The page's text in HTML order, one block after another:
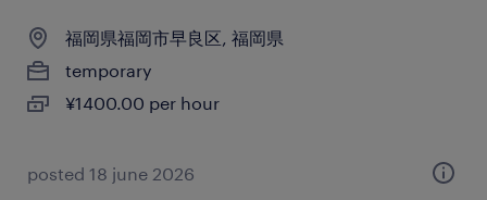
福岡県福岡市早良区, 福岡県
temporary
¥1400.00 per hour
posted 18 june 2026